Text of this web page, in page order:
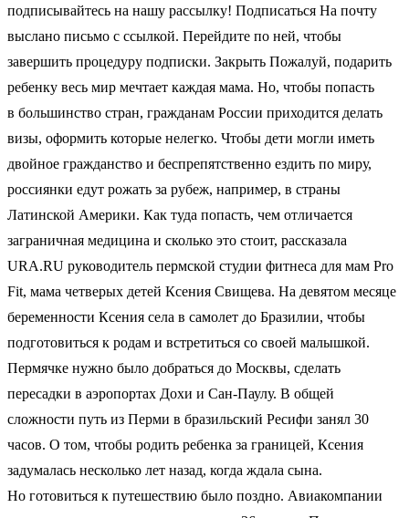
подписывайтесь на нашу рассылку! Подписаться На почту
выслано письмо с ссылкой. Перейдите по ней, чтобы
завершить процедуру подписки. Закрыть Пожалуй, подарить
ребенку весь мир мечтает каждая мама. Но, чтобы попасть
в большинство стран, гражданам России приходится делать
визы, оформить которые нелегко. Чтобы дети могли иметь
двойное гражданство и беспрепятственно ездить по миру,
россиянки едут рожать за рубеж, например, в страны
Латинской Америки. Как туда попасть, чем отличается
заграничная медицина и сколько это стоит, рассказала
URA.RU руководитель пермской студии фитнеса для мам Pro
Fit, мама четверых детей Ксения Свищева. На девятом месяце
беременности Ксения села в самолет до Бразилии, чтобы
подготовиться к родам и встретиться со своей малышкой.
Пермячке нужно было добраться до Москвы, сделать
пересадки в аэропортах Дохи и Сан-Паулу. В общей
сложности путь из Перми в бразильский Ресифи занял 30
часов. О том, чтобы родить ребенка за границей, Ксения
задумалась несколько лет назад, когда ждала сына.
Но готовиться к путешествию было поздно. Авиакомпании